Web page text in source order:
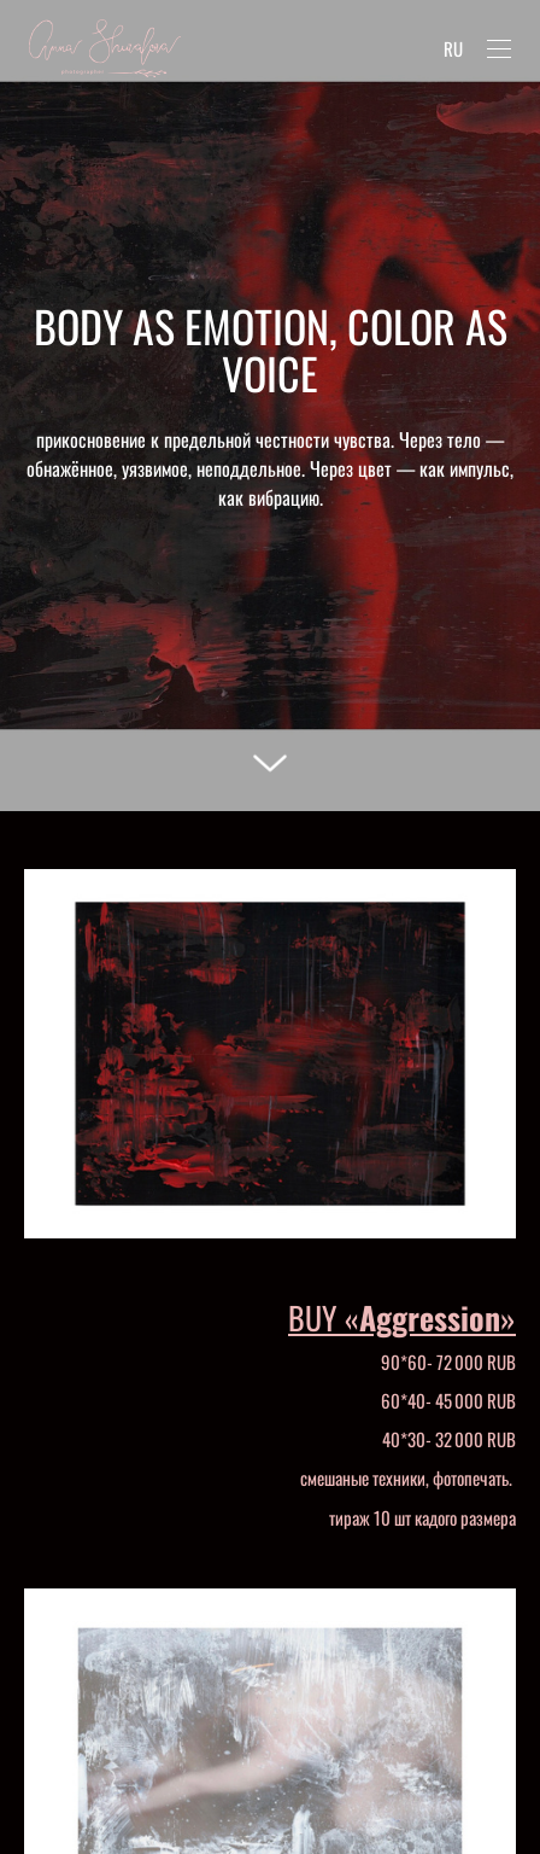
RU
BODY AS EMOTION, COLOR AS
VOICE
прикосновение к предельной честности чувства. Через тело —
обнажённое, уязвимое, неподдельное. Через цвет — как импульс,
как вибрацию.
BUY «Aggression»
90*60- 72 000 RUB
60*40- 45 000 RUB
40*30- 32 000 RUB
смешаные техники, фотопечать.
тираж 10 шт кадого размера